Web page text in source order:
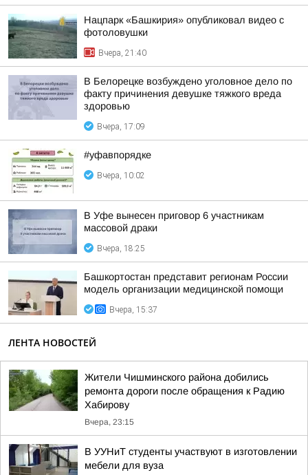
Нацпарк «Башкирия» опубликовал видео с
фотоловушки
Вчера, 21:40
В Белорецке возбуждено уголовное дело по
факту причинения девушке тяжкого вреда
здоровью
Вчера, 17:09
#уфавпорядке
Вчера, 10:02
В Уфе вынесен приговор 6 участникам
массовой драки
Вчера, 18:25
Башкортостан представит регионам России
модель организации медицинской помощи
Вчера, 15:37
ЛЕНТА НОВОСТЕЙ
Жители Чишминского района добились
ремонта дороги после обращения к Радию
Хабирову
Вчера, 23:15
В УУНиТ студенты участвуют в изготовлении
мебели для вуза